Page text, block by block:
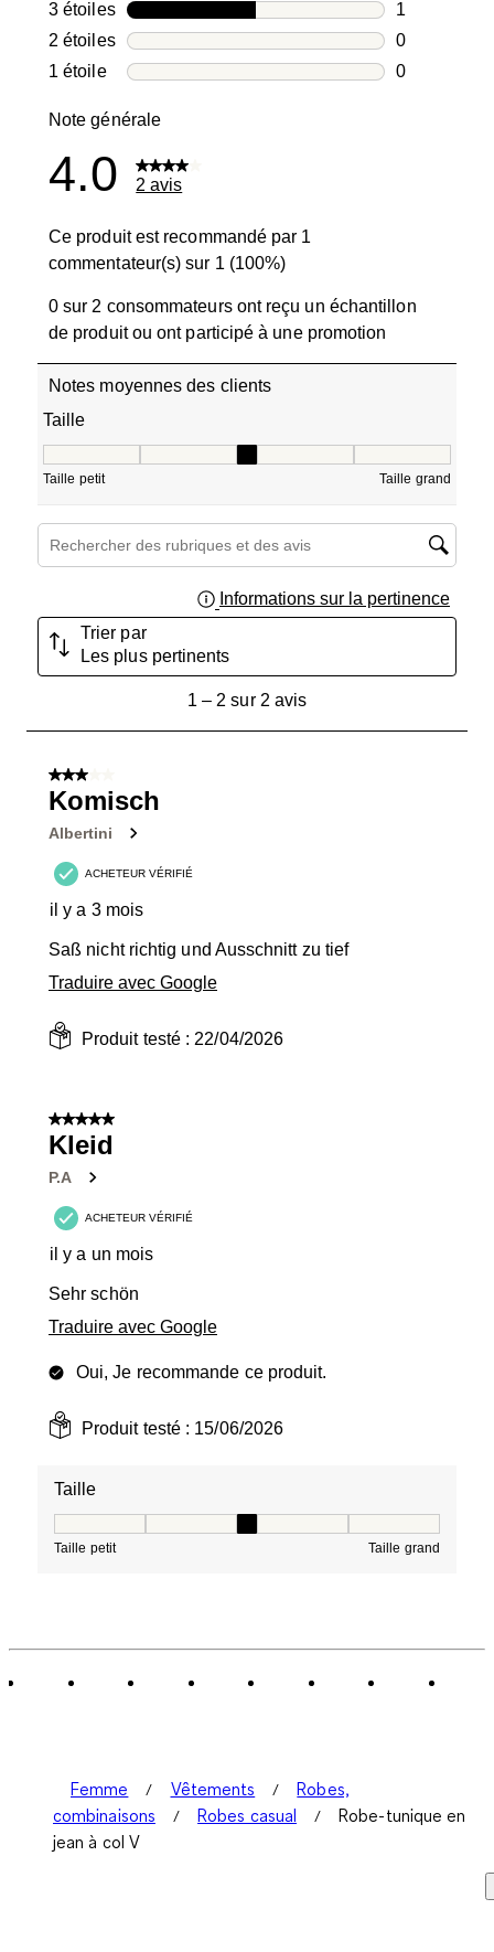
0 avis avec
3 étoilesétoiles
1
1 avis avec
2 étoilesétoiles
0
0 avis avec
1 étoileétoiles
0
Note générale
4.0 2 avis
Ce produit est recommandé par 1
commentateur(s) sur 1 (100%)
0 sur 2 consommateurs ont reçu un échantillon
de produit ou ont participé à une promotion
Notes moyennes des clients
Taille
Taille petit Taille grand
Zone de recherche de sujet et d'avis
Informations sur la pertinence
Trier par
Les plus pertinents
sur
avis.
1– 2 sur 2 avis
3 sur 5 étoiles.
Komisch
Albertini
ACHETEUR VÉRIFIÉ
il y a 3 mois
Saß nicht richtig und Ausschnitt zu tief
Traduire avec Google
Produit testé :22/04/2026
5 sur 5 étoiles.
Kleid
P.A
ACHETEUR VÉRIFIÉ
il y a un mois
Sehr schön
Traduire avec Google
Oui, Je recommande ce produit.
Produit testé : 15/06/2026
Taille
Taille petit Taille grand
Femme Vêtements
Robes,
combinaisons
Robes casual
Robe-tunique en
jean à col V